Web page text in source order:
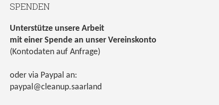
SPENDEN
Unterstütze unsere Arbeit
mit einer Spende an unser Vereinskonto
(Kontodaten auf Anfrage)
oder via Paypal an:
paypal@cleanup.saarland